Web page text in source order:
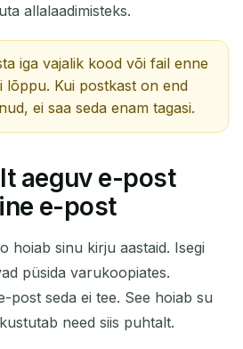
allalaadimisteks.
iga vajalik kood või fail enne
lõppu. Kui postkast on end
ei saa seda enam tagasi.
aeguv e-post
e-post
hoiab sinu kirju aastaid. Isegi
püsida varukoopiates.
post seda ei tee. See hoiab su
need siis puhtalt.